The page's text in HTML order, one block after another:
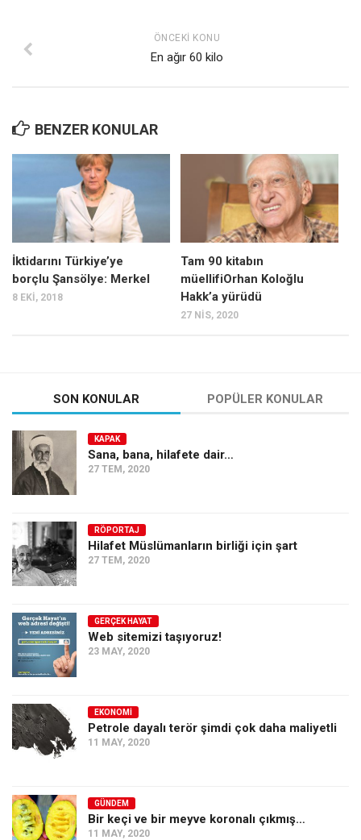
ÖNCEKI KONU
En ağır 60 kilo
BENZER KONULAR
İktidarını Türkiye’ye
borçlu Şansölye: Merkel
8 EKI, 2018
Tam 90 kitabın
müellifiOrhan Koloğlu
Hakk’a yürüdü
27 NIS, 2020
SON KONULAR POPÜLER KONULAR
KAPAK
Sana, bana, hilafete dair…
27 TEM, 2020
RÖPORTAJ
Hilafet Müslümanların birliği için şart
27 TEM, 2020
GERÇEK HAYAT
Web sitemizi taşıyoruz!
23 MAY, 2020
EKONOMI
Petrole dayalı terör şimdi çok daha maliyetli
11 MAY, 2020
GÜNDEM
Bir keçi ve bir meyve koronalı çıkmış…
11 MAY, 2020